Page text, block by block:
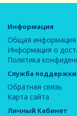
Информация
Общая информация
Информация о
Политика
Служба поддержки
Обратная связь
Карта сайта
Личный Кабинет